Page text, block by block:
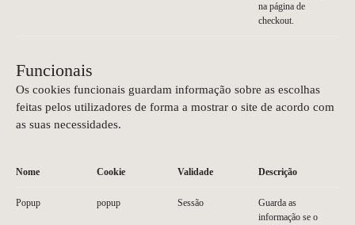
na página de
checkout.
Funcionais
Os cookies funcionais guardam informação sobre as escolhas
feitas pelos utilizadores de forma a mostrar o site de acordo com
as suas necessidades.
Nome Cookie Validade Descrição
Popup popup Sessão
Guarda as
informação se o